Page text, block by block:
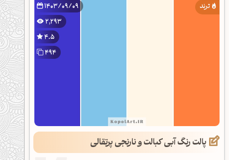
1403/09/09
2,293
4.5
494
پالت رنگ آبی کبالت و نارنجی پرتقالی